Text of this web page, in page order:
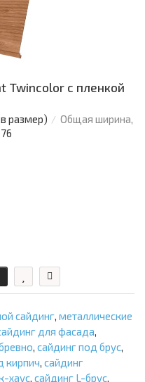
Twincolor с пленкой
размер)
Общая ширина,
сайдинг, металлические
для фасада,
, сайдинг под брус,
кирпич, сайдинг
хаус, сайдинг L-брус,